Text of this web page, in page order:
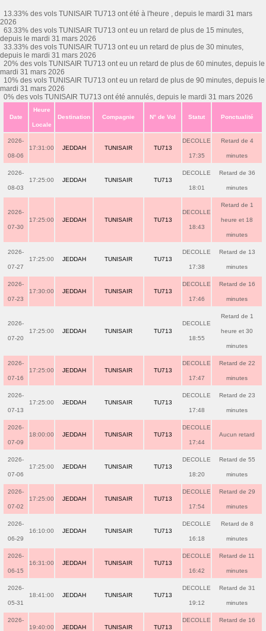
13.33% des vols TUNISAIR TU713 ont été à l'heure , depuis le mardi 31 mars
2026
63.33% des vols TUNISAIR TU713 ont eu un retard de plus de 15 minutes,
depuis le mardi 31 mars 2026
33.33% des vols TUNISAIR TU713 ont eu un retard de plus de 30 minutes,
depuis le mardi 31 mars 2026
20% des vols TUNISAIR TU713 ont eu un retard de plus de 60 minutes, depuis le
mardi 31 mars 2026
10% des vols TUNISAIR TU713 ont eu un retard de plus de 90 minutes, depuis le
mardi 31 mars 2026
0% des vols TUNISAIR TU713 ont été annulés, depuis le mardi 31 mars 2026
Date
Heure
Locale
Destination Compagnie N° de Vol Statut Ponctualité
2026-
08-06
17:31:00 JEDDAH TUNISAIR TU713
DECOLLE
17:35
Retard de 4
minutes
2026-
08-03
17:25:00 JEDDAH TUNISAIR TU713
DECOLLE
18:01
Retard de 36
minutes
2026-
07-30
17:25:00 JEDDAH TUNISAIR TU713
DECOLLE
18:43
Retard de 1
heure et 18
minutes
2026-
07-27
17:25:00 JEDDAH TUNISAIR TU713
DECOLLE
17:38
Retard de 13
minutes
2026-
07-23
17:30:00 JEDDAH TUNISAIR TU713
DECOLLE
17:46
Retard de 16
minutes
2026-
07-20
17:25:00 JEDDAH TUNISAIR TU713
DECOLLE
18:55
Retard de 1
heure et 30
minutes
2026-
07-16
17:25:00 JEDDAH TUNISAIR TU713
DECOLLE
17:47
Retard de 22
minutes
2026-
07-13
17:25:00 JEDDAH TUNISAIR TU713
DECOLLE
17:48
Retard de 23
minutes
2026-
07-09
18:00:00 JEDDAH TUNISAIR TU713
DECOLLE
17:44
Aucun retard
2026-
07-06
17:25:00 JEDDAH TUNISAIR TU713
DECOLLE
18:20
Retard de 55
minutes
2026-
07-02
17:25:00 JEDDAH TUNISAIR TU713
DECOLLE
17:54
Retard de 29
minutes
2026-
06-29
16:10:00 JEDDAH TUNISAIR TU713
DECOLLE
16:18
Retard de 8
minutes
2026-
06-15
16:31:00 JEDDAH TUNISAIR TU713
DECOLLE
16:42
Retard de 11
minutes
2026-
05-31
18:41:00 JEDDAH TUNISAIR TU713
DECOLLE
19:12
Retard de 31
minutes
2026-
19:40:00 JEDDAH TUNISAIR TU713
DECOLLE Retard de 16